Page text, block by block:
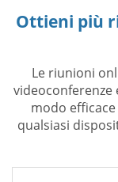
Ottieni più
Le riunioni
videoconferenze
modo
qualsiasi